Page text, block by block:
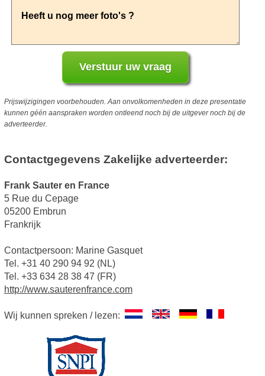
Prijswijzigingen voorbehouden. Aan onvolkomenheden in deze presentatie
kunnen géén aanspraken worden ontleend noch bij de uitgever noch bij de
adverteerder.
Contactgegevens Zakelijke adverteerder:
Frank Sauter en France
5 Rue du Cepage
05200 Embrun
Frankrijk
Contactpersoon: Marine Gasquet
Tel. +31 40 290 94 92 (NL)
Tel. +33 634 28 38 47 (FR)
http://www.sauterenfrance.com
Wij kunnen spreken / lezen: